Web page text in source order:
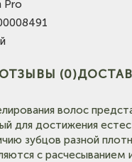
9598
Pro
ОТЗЫВЫ (0)
волос
для достижения
зубцов разной
с расчесыванием